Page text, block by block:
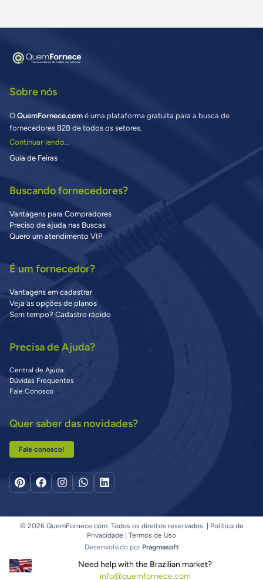
Sobre nós
O QuemFornece.com é uma plataforma gratuita para a busca de
fornecedores B2B de todos os setores.
Continuar lendo...
Guia de Feiras
Buscando fornecedores?
Vantagens para Compradores
Preciso de ajuda nas Buscas
Quero um atendimento VIP
É um fornecedor?
Vantagens em cadastrar
Veja as opções de planos
Sem tempo? Cadastro rápido
Precisa de Ajuda?
Central de Ajuda
Dúvidas Frequentes
Fale Conosco
Quer saber das novidades?
Fale conosco!
© 2026 QuemFornece.com. Todos os direitos reservados. |
Política de
Privacidade
Termos de Uso
Desenvolvido por Pragmasoft
Need help with the Brazilian market?
info@quemfornece.com